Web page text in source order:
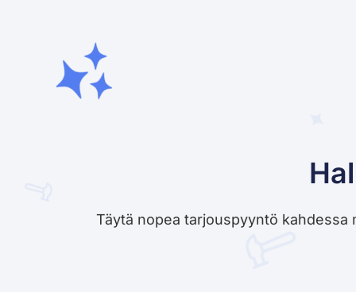
Täytä nopea tarjouspyyntö kahdessa